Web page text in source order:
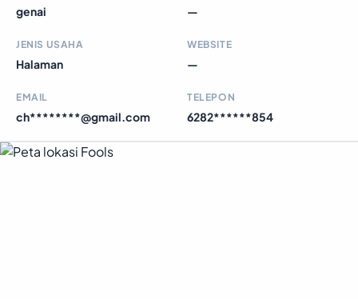
genai —
JENIS USAHA
Halaman
WEBSITE
—
EMAIL
ch********@gmail.com
TELEPON
6282******854